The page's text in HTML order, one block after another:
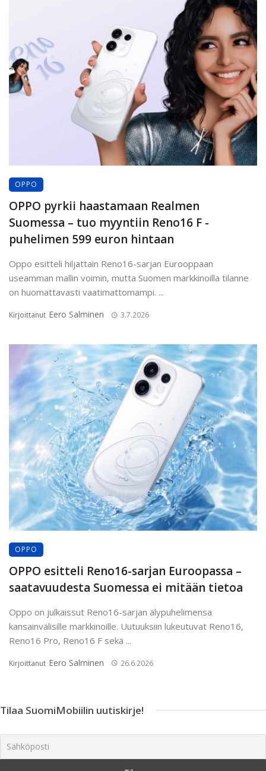
OPPO
OPPO pyrkii haastamaan Realmen
Suomessa – tuo myyntiin Reno16 F -
puhelimen 599 euron hintaan
Oppo esitteli hiljattain Reno16-sarjan Eurooppaan
useamman mallin voimin, mutta Suomen markkinoilla tilanne
on huomattavasti vaatimattomampi. ...
Kirjoittanut Eero Salminen 3.7.2026
OPPO
OPPO esitteli Reno16-sarjan Euroopassa –
saatavuudesta Suomessa ei mitään tietoa
Oppo on julkaissut Reno16-sarjan älypuhelimensa
kansainvälisille markkinoille. Uutuuksiin lukeutuvat Reno16,
Reno16 Pro, Reno16 F sekä ...
Kirjoittanut Eero Salminen 26.6.2026
Tilaa SuomiMobiilin uutiskirje!